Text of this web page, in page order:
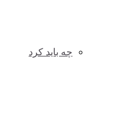
چه باید کرد